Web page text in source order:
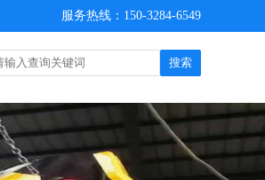
服务热线：150-3284-6549